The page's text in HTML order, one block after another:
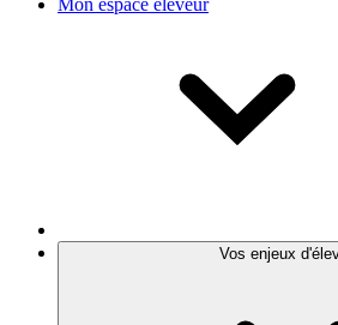
Mon espace éleveur
Vos enjeux